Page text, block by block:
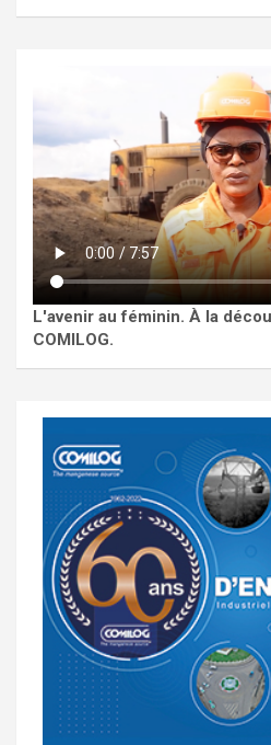
L'avenir au féminin. À la
COMILOG.